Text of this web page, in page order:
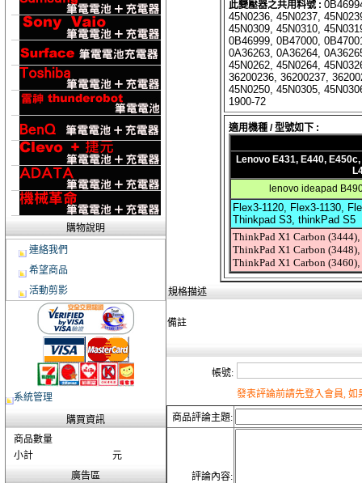
購物說明
連絡我們
希望商品
活動剪影
系統管理
購買資訊
商品數量
小計
元
廣告區
此變壓器之共用料號 :
45N0236, 45N0237,
45N0309, 45N0310,
0B46999, 0B47000,
0A36263, 0A36264,
45N0262, 45N0264,
36200236, 36200237,
45N0250, 45N0305,
1900-72
適用機種 / 型號如下 :
Lenovo E431, E440,
lenovo ideapad
Flex3-1120, Flex3-1130,
Thinkpad S3, thinkPad
ThinkPad X1 Carbon (3444)
ThinkPad X1 Carbon (3448)
ThinkPad X1 Carbon (3460)
規格描述
備註
帳號:
發表評論前請先登入會員,
商品評論主題:
評論內容: